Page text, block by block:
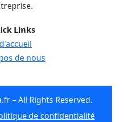
Links
de nous
– All Rights Reserved.
de confidentialité